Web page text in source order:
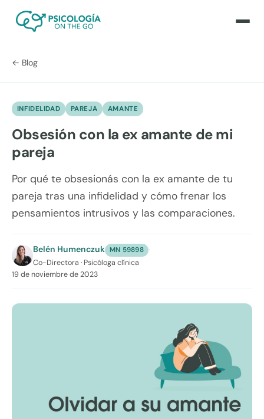
← Blog
INFIDELIDAD PAREJA AMANTE
Obsesión con la ex amante de mi
pareja
Por qué te obsesionás con la ex amante de tu
pareja tras una infidelidad y cómo frenar los
pensamientos intrusivos y las comparaciones.
Belén Humenczuk MN 59898 ·
Co-Directora · Psicóloga clínica
19 de noviembre de 2023